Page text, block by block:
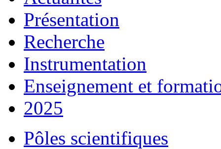
Présentation
Recherche
Instrumentation
Enseignement et
2025
Pôles scientifiques